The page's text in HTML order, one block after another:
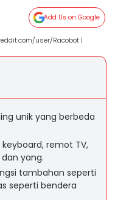
Add Us on Google
user/Racobot |
unik yang berbeda
remot TV,
yang.
tambahan seperti
seperti bendera